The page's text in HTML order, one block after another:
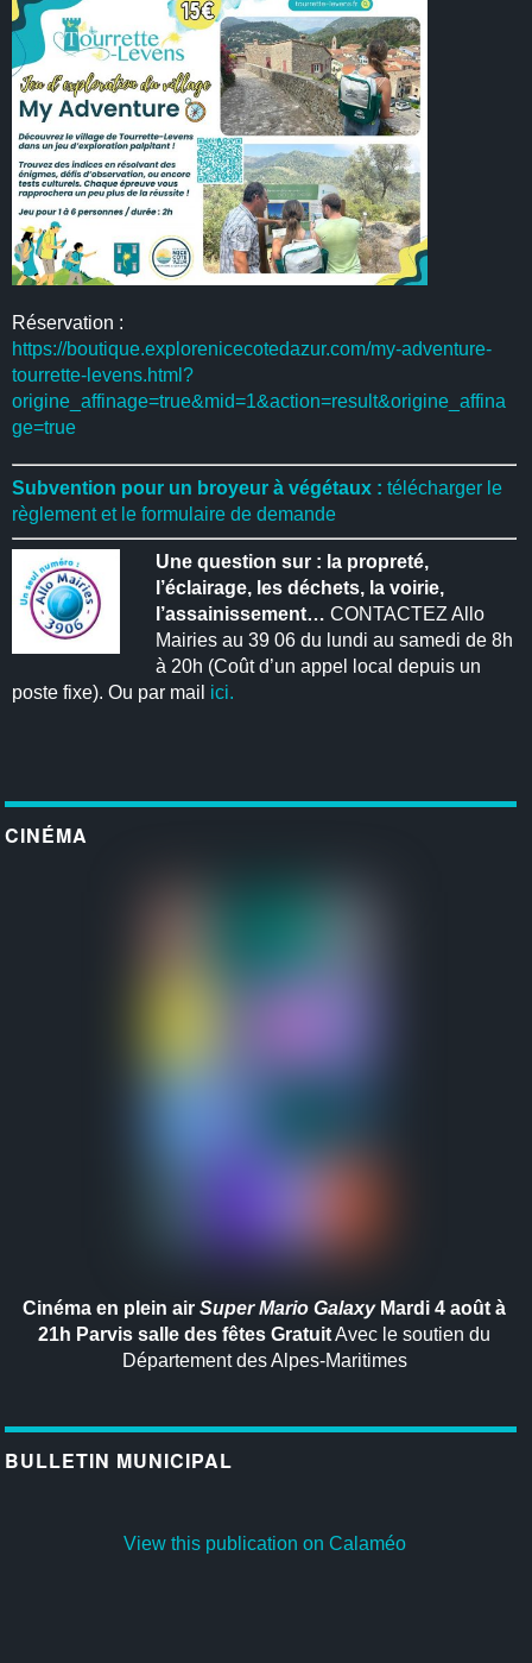
Réservation :
https://boutique.explorenicecotedazur.com/my-adventure-
tourrette-levens.html?
origine_affinage=true&mid=1&action=result&origine_affina
ge=true
Subvention pour un broyeur à végétaux : télécharger le
règlement et le formulaire de demande
Une question sur : la propreté,
l’éclairage, les déchets, la voirie,
l’assainissement… CONTACTEZ Allo
Mairies au 39 06 du lundi au samedi de 8h
à 20h (Coût d’un appel local depuis un
poste fixe). Ou par mail ici.
CINÉMA
Cinéma en plein air Super Mario GalaxyMardi 4 août à
21h Parvis salle des fêtes GratuitAvec le soutien du
Département des Alpes-Maritimes
BULLETIN MUNICIPAL
View this publication on Calaméo